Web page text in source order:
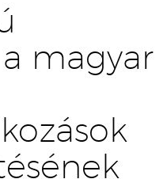
magyar